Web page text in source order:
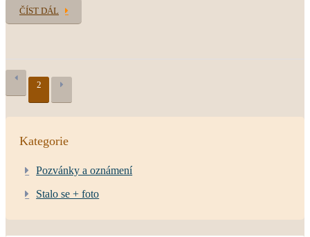
ČÍST DÁL
2
Kategorie
Pozvánky a oznámení
Stalo se + foto